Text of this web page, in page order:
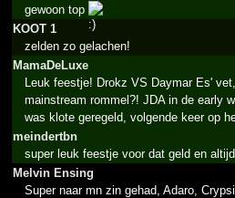
gewoon top
KOOT 1
zelden zo gelachen!
MamaDeLuxe
Leuk feestje! Drokz VS Daymar Es'
mainstream rommel?! JDA in de early
was klote geregeld, volgende keer op
meindertbn
super leuk feestje voor dat geld en
Melvin Ensing
Super naar mn zin gehad, Adaro,